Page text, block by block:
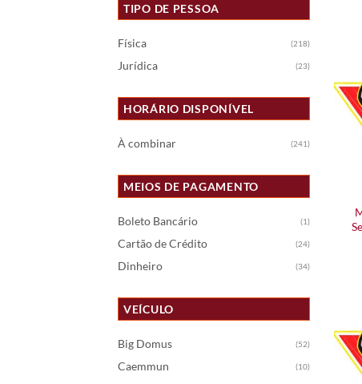
TIPO DE PESSOA
Física (218)
Jurídica (23)
HORÁRIO DISPONÍVEL
À combinar (241)
MEIOS DE PAGAMENTO
Boleto Bancário (1)
Cartão de Crédito (24)
Dinheiro (34)
VEÍCULO
Big Domus (52)
Caemmun (10)